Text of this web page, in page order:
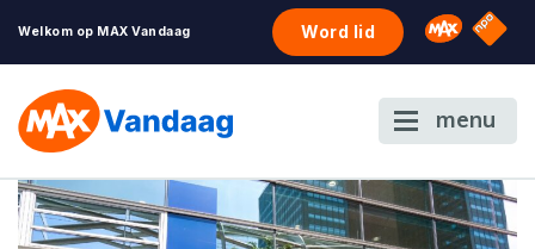
Welkom op MAX Vandaag Word lid Omroep
NPO
menu